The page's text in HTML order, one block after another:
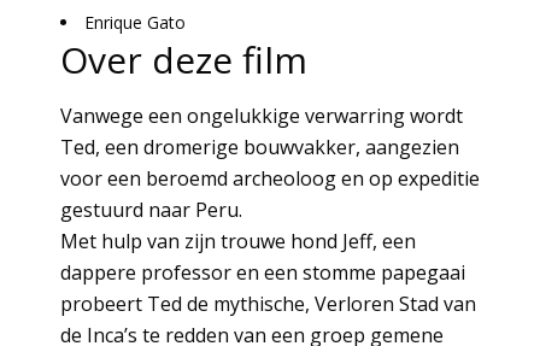
Enrique Gato
Over deze film
Vanwege een ongelukkige verwarring wordt
Ted, een dromerige bouwvakker, aangezien
voor een beroemd archeoloog en op expeditie
gestuurd naar Peru.
Met hulp van zijn trouwe hond Jeff, een
dappere professor en een stomme papegaai
probeert Ted de mythische, Verloren Stad van
de Inca’s te redden van een groep gemene